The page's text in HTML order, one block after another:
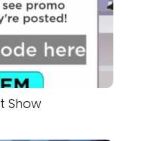
Show